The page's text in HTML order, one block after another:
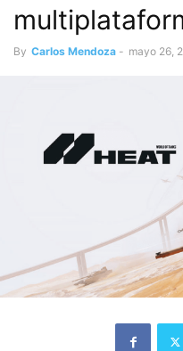
By Carlos Mendoza - mayo 26,